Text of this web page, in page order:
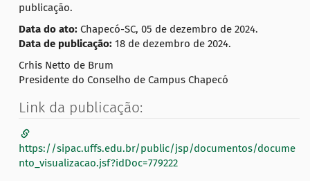
publicação.
Data do ato: Chapecó-SC, 05 de dezembro de 2024.
Data de publicação: 18 de dezembro de 2024.
Crhis Netto de Brum
Presidente do Conselho de Campus Chapecó
Link da publicação:
https://sipac.uffs.edu.br/public/jsp/documentos/docume
nto_visualizacao.jsf?idDoc=779222